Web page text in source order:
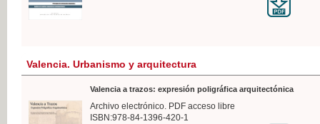
Valencia. Urbanismo y arquitectura
Valencia a trazos: expresión poligráfica arquitectónica
Archivo electrónico. PDF acceso libre
ISBN:978-84-1396-420-1